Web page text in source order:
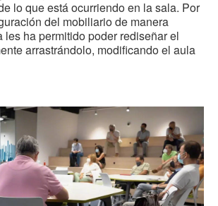
lo que está ocurriendo en la sala. Por
del mobiliario de manera
les ha permitido poder rediseñar el
arrastrándolo, modificando el aula